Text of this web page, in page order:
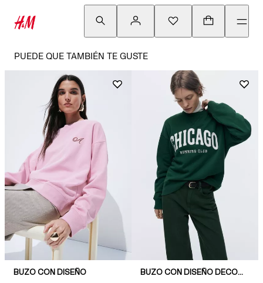
PUEDE QUE TAMBIÉN TE GUSTE
BUZO CON DISEÑO BUZO CON DISEÑO DECORATIVO